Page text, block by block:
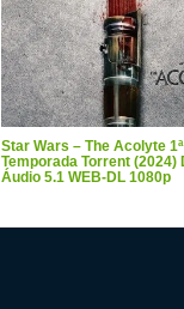
Star Wars – The Acolyte 1ª
Temporada Torrent (2024)
Áudio 5.1 WEB-DL 1080p